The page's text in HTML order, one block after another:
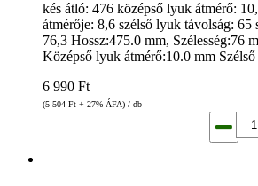
kés átló: 476 középső lyuk átmérő:
átmérője: 8,6 szélső lyuk távolság: 65
76,3 Hossz:475.0 mm, Szélesség:76
Középső lyuk átmérő:10.0 mm
6 990 Ft
(5 504 Ft + 27% ÁFA) / db